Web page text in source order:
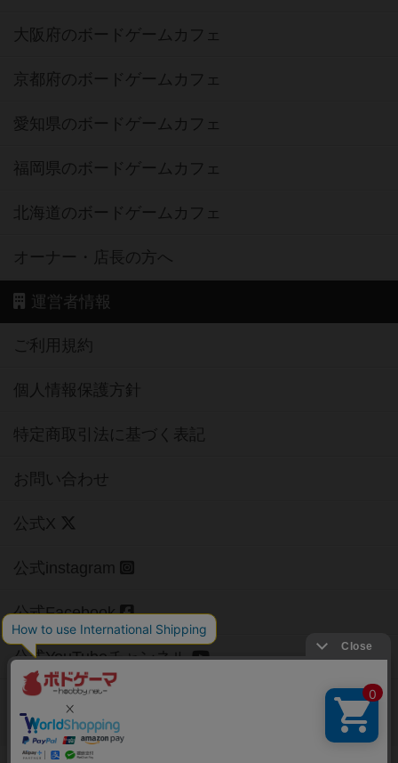
大阪府のボードゲームカフェ
京都府のボードゲームカフェ
愛知県のボードゲームカフェ
福岡県のボードゲームカフェ
北海道のボードゲームカフェ
オーナー・店長の方へ
運営者情報
ご利用規約
個人情報保護方針
特定商取引法に基づく表記
お問い合わせ
公式X
公式instagram
公式Facebook
公式YouTubeチャンネル